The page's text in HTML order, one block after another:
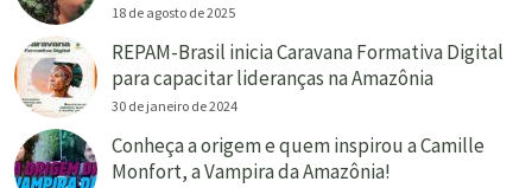
18 de agosto de 2025
REPAM-Brasil inicia Caravana Formativa Digital
para capacitar lideranças na Amazônia
30 de janeiro de 2024
Conheça a origem e quem inspirou a Camille
Monfort, a Vampira da Amazônia!